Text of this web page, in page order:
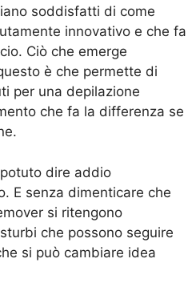
soddisfatti di come
innovativo e che fa
Ciò che emerge
è che permette di
per una depilazione
che fa la differenza se
dire addio
E senza dimenticare che
si ritengono
che possono seguire
si può cambiare idea